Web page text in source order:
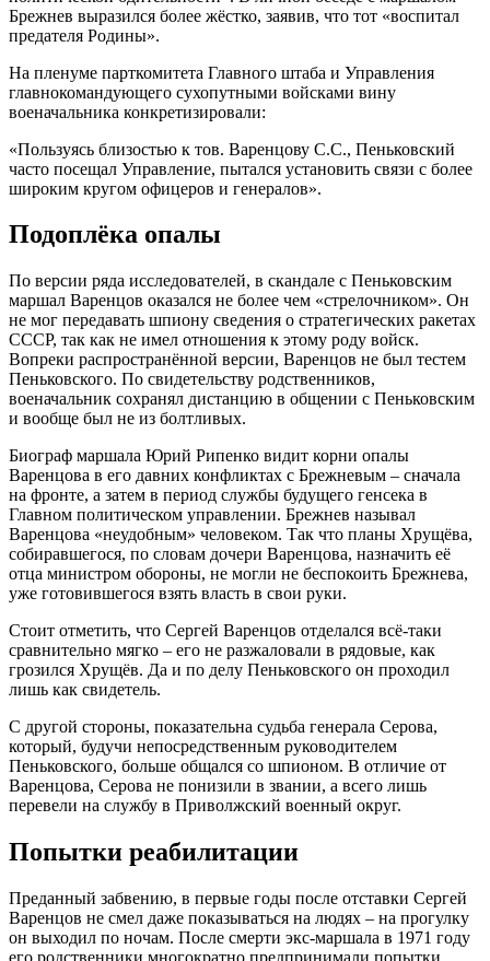
Брежнев выразился более жёстко, заявив, что тот «воспитал
предателя Родины».
На пленуме парткомитета Главного штаба и Управления
главнокомандующего сухопутными войсками вину
военачальника конкретизировали:
«Пользуясь близостью к тов. Варенцову С.С., Пеньковский
часто посещал Управление, пытался установить связи с более
широким кругом офицеров и генералов».
Подоплёка опалы
По версии ряда исследователей, в скандале с Пеньковским
маршал Варенцов оказался не более чем «стрелочником». Он
не мог передавать шпиону сведения о стратегических ракетах
СССР, так как не имел отношения к этому роду войск.
Вопреки распространённой версии, Варенцов не был тестем
Пеньковского. По свидетельству родственников,
военачальник сохранял дистанцию в общении с Пеньковским
и вообще был не из болтливых.
Биограф маршала Юрий Рипенко видит корни опалы
Варенцова в его давних конфликтах с Брежневым – сначала
на фронте, а затем в период службы будущего генсека в
Главном политическом управлении. Брежнев называл
Варенцова «неудобным» человеком. Так что планы Хрущёва,
собиравшегося, по словам дочери Варенцова, назначить её
отца министром обороны, не могли не беспокоить Брежнева,
уже готовившегося взять власть в свои руки.
Стоит отметить, что Сергей Варенцов отделался всё-таки
сравнительно мягко – его не разжаловали в рядовые, как
грозился Хрущёв. Да и по делу Пеньковского он проходил
лишь как свидетель.
С другой стороны, показательна судьба генерала Серова,
который, будучи непосредственным руководителем
Пеньковского, больше общался со шпионом. В отличие от
Варенцова, Серова не понизили в звании, а всего лишь
перевели на службу в Приволжский военный округ.
Попытки реабилитации
Преданный забвению, в первые годы после отставки Сергей
Варенцов не смел даже показываться на людях – на прогулку
он выходил по ночам. После смерти экс-маршала в 1971 году